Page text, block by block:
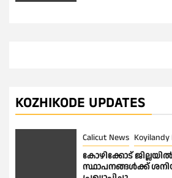
KOZHIKODE UPDATES
Calicut News Koyilandy
കോഴിക്കോട് ജില്ലയിൽ
സ്ഥാപനങ്ങൾക്ക്